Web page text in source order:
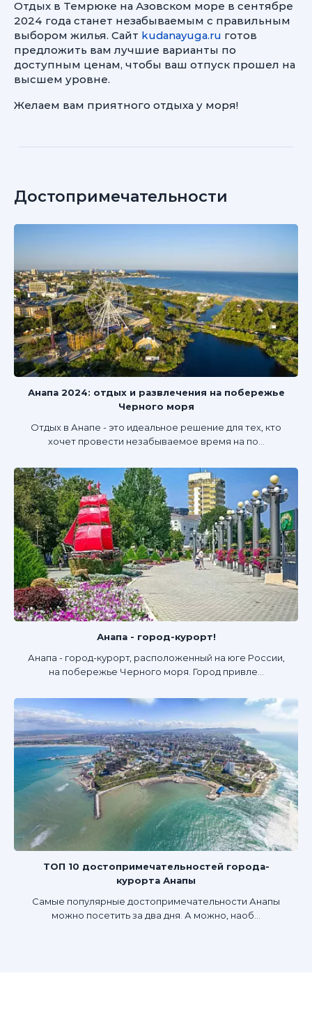
Отдых в Темрюке на Азовском море в сентябре
2024 года станет незабываемым с правильным
выбором жилья. Сайт kudanayuga.ru готов
предложить вам лучшие варианты по
доступным ценам, чтобы ваш отпуск прошел на
высшем уровне.
Желаем вам приятного отдыха у моря!
Достопримечательности
Анапа 2024: отдых и развлечения на побережье
Черного моря
Отдых в Анапе - это идеальное решение для тех, кто
хочет провести незабываемое время на по...
Анапа - город-курорт!
Анапа - город-курорт, расположенный на юге России,
на побережье Черного моря. Город привле...
ТОП 10 достопримечательностей города-
курорта Анапы
Самые популярные достопримечательности Анапы
можно посетить за два дня. А можно, наоб...